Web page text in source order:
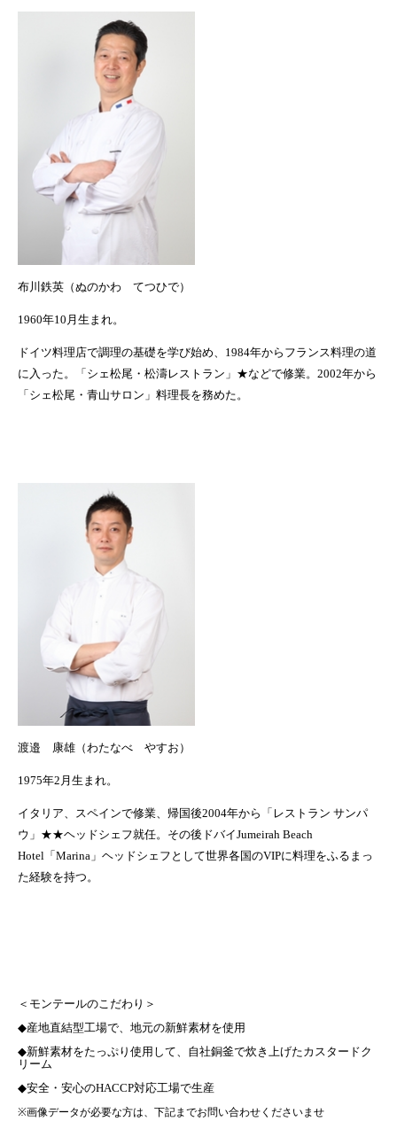
布川鉄英（ぬのかわ てつひで）
1960年10 月生まれ。
ドイツ料理店で調理の基礎を学び始め、 1984年からフランス料理の道
に入った。「シェ松尾・松濤レストラン」★などで修業。 2002年から
「シェ松尾・青山サロン」料理長を務めた。
渡邉 康雄（わたなべ やすお）
1975年2 月生まれ。
イタリア、スペインで修業、帰国後2004年から「レストラン サンパ
ウ」★★ヘッドシェフ就任。その後ドバイJumeirah Beach
Hotel 「 Marina 」ヘッドシェフとして世界各国のVIPに料理をふるまっ
た経験を持つ。
＜モンテールのこだわり＞
◆産地直結型工場で、地元の新鮮素材を使用
◆新鮮素材をたっぷり使用して、自社銅釜で炊き上げたカスタードク
リーム
◆安全・安心のHACCP対応工場で生産
※画像データが必要な方は、下記までお問い合わせくださいませ